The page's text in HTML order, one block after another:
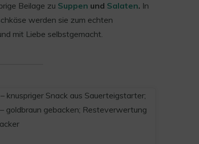
Beilage zu Suppen und Salaten. In
werden sie zum echten
mit Liebe selbstgemacht.